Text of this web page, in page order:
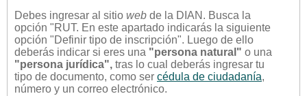
Debes ingresar al sitio web de la DIAN. Busca la
opción "RUT. En este apartado indicarás la siguiente
opción "Definir tipo de inscripción". Luego de ello
deberás indicar si eres una "persona natural" o una
"persona jurídica", tras lo cual deberás ingresar tu
tipo de documento, como ser cédula de ciudadanía,
número y un correo electrónico.